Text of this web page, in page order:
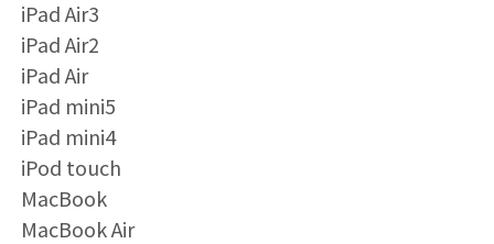
iPad Air3
iPad Air2
iPad Air
iPad mini5
iPad mini4
iPod touch
MacBook
MacBook Air